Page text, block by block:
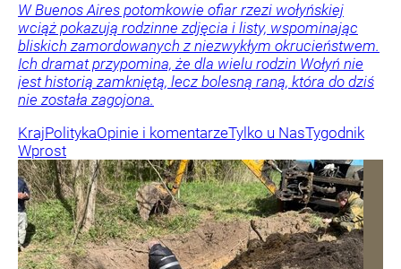
W Buenos Aires potomkowie ofiar rzezi wołyńskiej
wciąż pokazują rodzinne zdjęcia i listy, wspominając
bliskich zamordowanych z niezwykłym okrucieństwem.
Ich dramat przypomina, że dla wielu rodzin Wołyń nie
jest historią zamkniętą, lecz bolesną raną, która do dziś
nie została zagojona.
KrajPolitykaOpinie i komentarzeTylko u NasTygodnik
Wprost